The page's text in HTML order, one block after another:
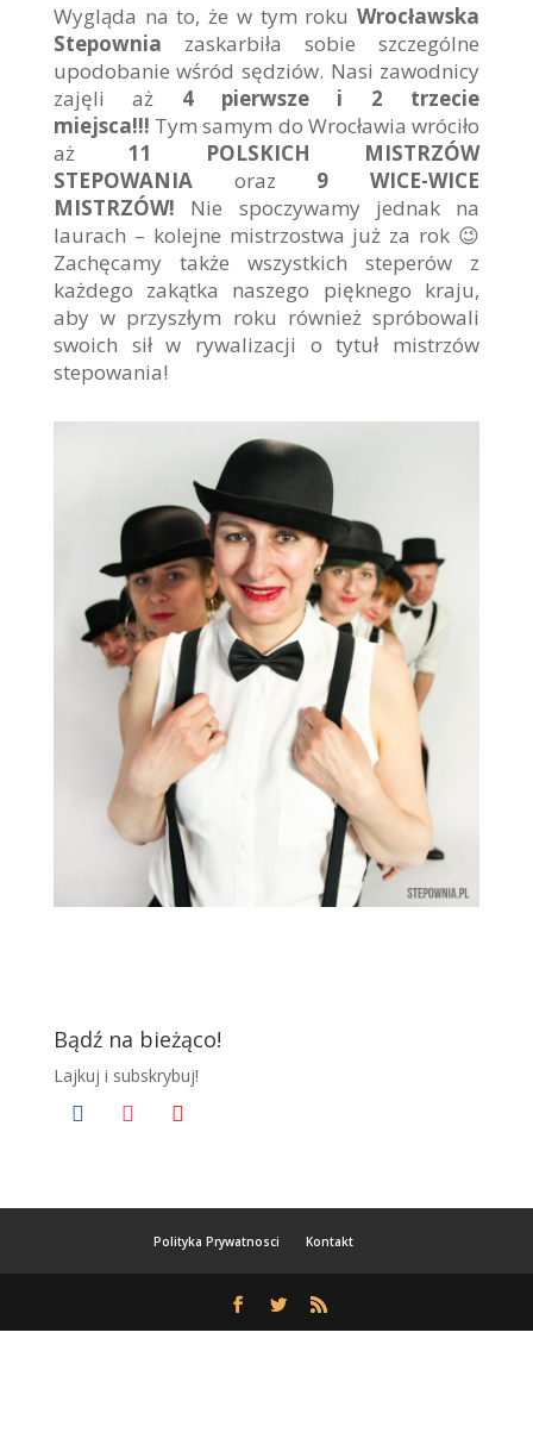
Wygląda na to, że w tym rokuWrocławska
Stepownia zaskarbiła sobie szczególne
upodobanie wśród sędziów. Nasi zawodnicy
zajęli aż 4 pierwsze i 2 trzecie
miejsca!!! Tym samym do Wrocławia wróciło
aż 11
POLSKICH MISTRZÓW
STEPOWANIA oraz 9
WICE-WICE
MISTRZÓW! Nie spoczywamy jednak na
laurach – kolejne mistrzostwa już za rok 😉
Zachęcamy także wszystkich steperów z
każdego zakątka naszego pięknego kraju,
aby w przyszłym roku również spróbowali
swoich sił w rywalizacji o tytuł mistrzów
stepowania!
Bądź na bieżąco!
Lajkuj i subskrybuj!
facebookinstagramyoutube
Polityka Prywatnosci Kontakt